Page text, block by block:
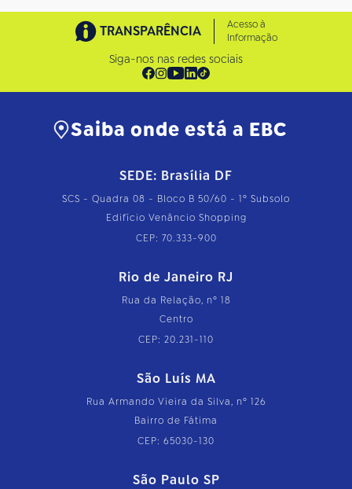
TRANSPARÊNCIA
Acesso à
Informação
Siga-nos nas redes sociais
Saiba onde está a EBC
SEDE: Brasília DF
SCS - Quadra 08 - Bloco B 50/60 - 1º Subsolo
Edifício Venâncio Shopping
CEP: 70.333-900
Rio de Janeiro RJ
Rua da Relação, nº 18
Centro
CEP: 20.231-110
São Luís MA
Rua Armando Vieira da Silva, nº 126
Bairro de Fátima
CEP: 65030-130
São Paulo SP